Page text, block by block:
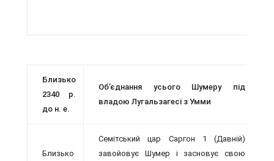
Близько
2340 р.
до н. е.
Об’єднання усього Шумеру під
владою Лугальзагесі з Умми
Близько
Семітський цар Саргон 1 (Давній)
завойовує Шумер і засновує свою